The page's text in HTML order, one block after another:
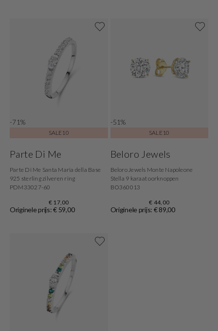
-71%
SALE10
Parte Di Me
Parte Di Me Santa Maria della Base
925 sterling zilveren ring
PDM33027-60
€ 17,00
Originele prijs: € 59,00
-51%
SALE10
Beloro Jewels
Beloro Jewels Monte Napoleone
Stella 9 karaat oorknoppen
BO360013
€ 44,00
Originele prijs: € 89,00